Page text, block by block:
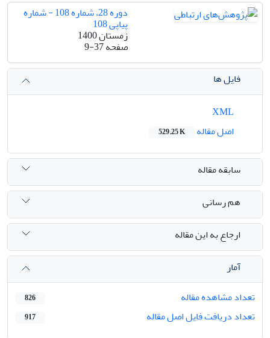
دوره 28، شماره 108 - شماره
پیاپی 108
زمستان 1400
صفحه9-37
فایل ها
اصل مقاله
529.25 K
سابقه مقاله
هم رسانی
ارجاع به این مقاله
آمار
تعداد مشاهده مقاله
826
تعداد دریافت فایل اصل مقاله 917